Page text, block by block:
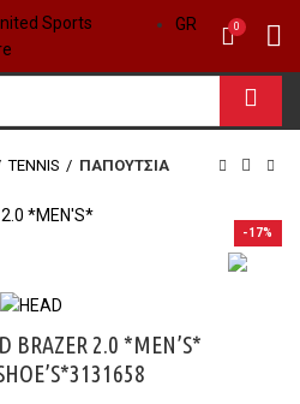
GR 0
TENNIS ΠΑΠΟΥΤΣΙΑ
-17%
BRAZER 2.0 *MEN’S*